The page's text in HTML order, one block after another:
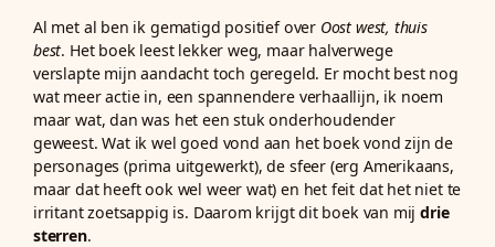
Al met al ben ik gematigd positief over Oost west, thuis
best. Het boek leest lekker weg, maar halverwege
verslapte mijn aandacht toch geregeld. Er mocht best nog
wat meer actie in, een spannendere verhaallijn, ik noem
maar wat, dan was het een stuk onderhoudender
geweest. Wat ik wel goed vond aan het boek vond zijn de
personages (prima uitgewerkt), de sfeer (erg Amerikaans,
maar dat heeft ook wel weer wat) en het feit dat het niet te
irritant zoetsappig is. Daarom krijgt dit boek van mijdrie
sterren.